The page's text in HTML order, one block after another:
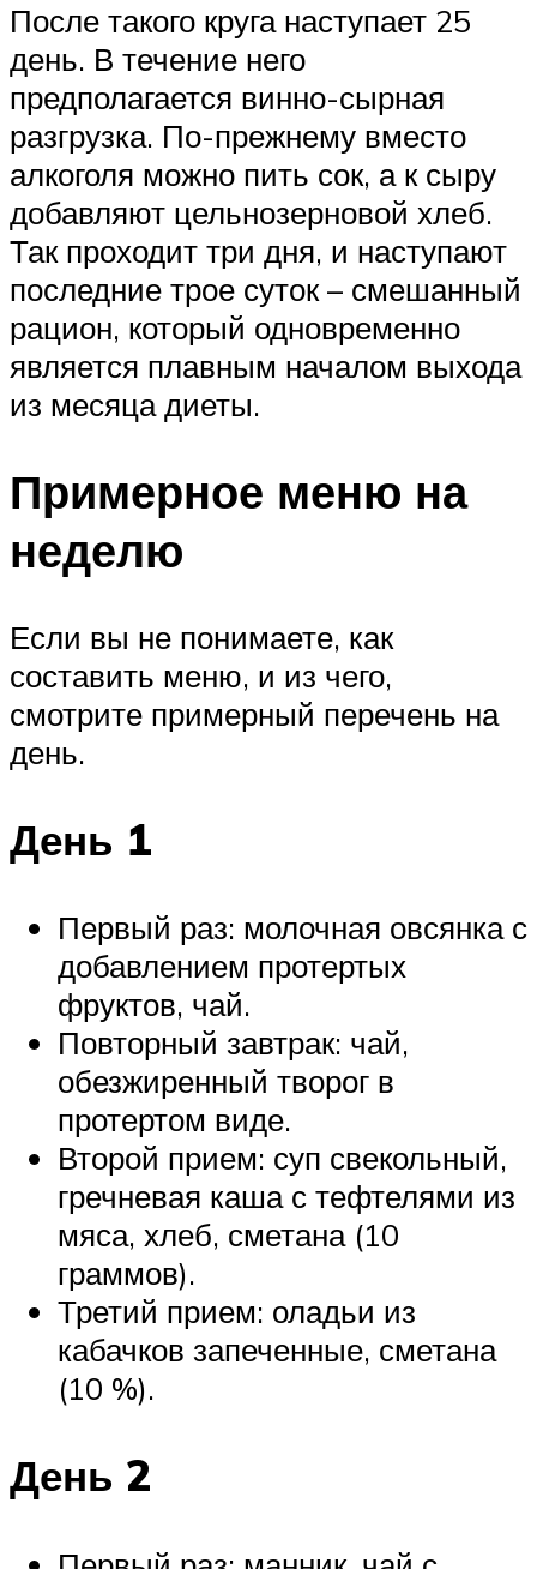
После такого круга наступает 25
день. В течение него
предполагается винно-сырная
разгрузка. По-прежнему вместо
алкоголя можно пить сок, а к сыру
добавляют цельнозерновой хлеб.
Так проходит три дня, и наступают
последние трое суток – смешанный
рацион, который одновременно
является плавным началом выхода
из месяца диеты.
Примерное меню на
неделю
Если вы не понимаете, как
составить меню, и из чего,
смотрите примерный перечень на
день.
День 1
Первый раз: молочная овсянка с
добавлением протертых
фруктов, чай.
Повторный завтрак: чай,
обезжиренный творог в
протертом виде.
Второй прием: суп свекольный,
гречневая каша с тефтелями из
мяса, хлеб, сметана (10
граммов).
Третий прием: оладьи из
кабачков запеченные, сметана
(10 %).
День 2